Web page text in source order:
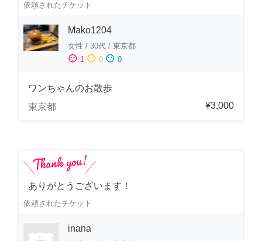
依頼されたチケット
Mako1204
女性 / 30代 / 東京都
sentiment_satisfied 1 sentiment_neutral 0 sentiment_dissatisfied 0
ワンちゃんのお散歩
東京都
¥3,000
ありがとうございます！
依頼されたチケット
inana